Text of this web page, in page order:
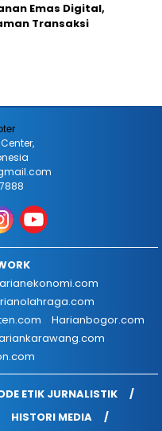
Emas Digital,
Transaksi
Harianbogor.com
ETIK JURNALISTIK
HISTORI MEDIA